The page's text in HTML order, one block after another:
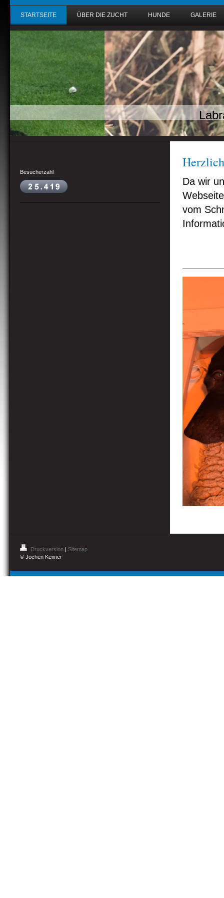
STARTSEITE ÜBER DIE ZUCHT HUNDE GALERIE
Besucherzahl
Da wir
vom
Druckversion | Sitemap
© Jochen Keimer